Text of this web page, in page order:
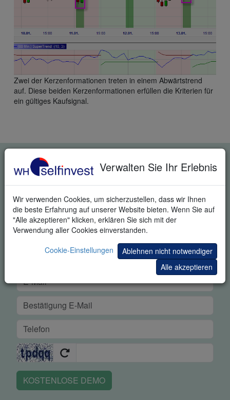
Zwei der Kerzenformationen treten in einem Abwärtstrend
auf. Diese beiden Kerzenformationen erfüllen die Kriterien für
ein gültiges Kaufsignal.
Verwalten Sie Ihr Erlebnis
Wir verwenden Cookies, um sicherzustellen, dass wir Ihnen
die beste Erfahrung auf unserer Website bieten. Wenn Sie auf
"Alle akzeptieren" klicken, erklären Sie sich mit der
Verwendung aller Cookies einverstanden.
Cookie-Einstellungen
Ablehnen nicht notwendiger
Alle akzeptieren
KOSTENLOSE REAL-TIME
TRADING DEMO
KOSTENLOSE DEMO